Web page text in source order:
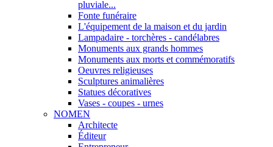
pluviale...
Fonte funéraire
L'équipement de la maison et du jardin
Lampadaire - torchères - candélabres
Monuments aux grands hommes
Monuments aux morts et commémoratifs
Oeuvres religieuses
Sculptures animalières
Statues décoratives
Vases - coupes - urnes
NOMEN
Architecte
Éditeur